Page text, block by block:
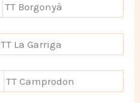
TT Borgonyà
TT La Garriga
TT Camprodon